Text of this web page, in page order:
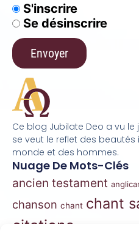
Ce blog Jubilate Deo a vu le
se veut le reflet des
monde et des hommes.
Nuage De Mots-Clés
ancien testament
chanson chant chant
citations
S'inscrire
Se désinscrire